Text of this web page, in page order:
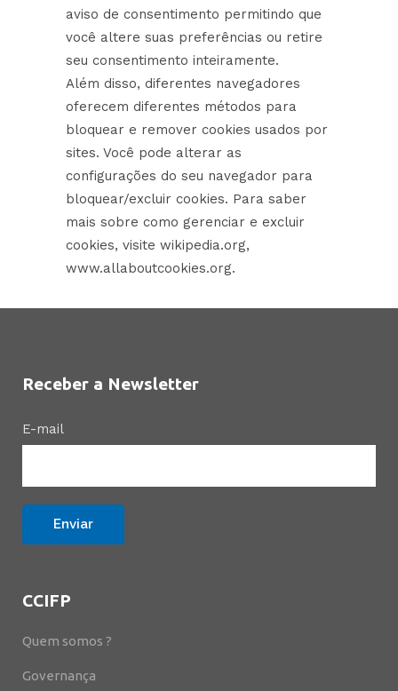
aviso de consentimento permitindo que
você altere suas preferências ou retire
seu consentimento inteiramente.
Além disso, diferentes navegadores
oferecem diferentes métodos para
bloquear e remover cookies usados por
sites. Você pode alterar as
configurações do seu navegador para
bloquear/excluir cookies. Para saber
mais sobre como gerenciar e excluir
cookies, visite wikipedia.org,
www.allaboutcookies.org.
Receber a Newsletter
E-mail
CCIFP
Quem somos ?
Governança